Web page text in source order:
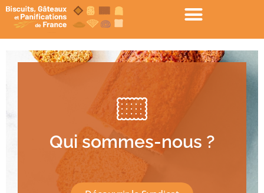
Qui sommes-nous ?